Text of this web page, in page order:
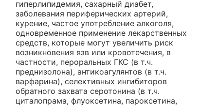
гиперлипидемия, сахарный диабет,
заболевания периферических артерий,
курение, частое употребление алкоголя,
одновременное применение лекарственных
средств, которые могут увеличить риск
возникновения язв или кровотечения, в
частности, пероральных ГКС (в т.ч.
преднизолона), антикоагулянтов (в т.ч.
варфарина), селективных ингибиторов
обратного захвата серотонина (в т.ч.
циталопрама, флуоксетина, пароксетина,